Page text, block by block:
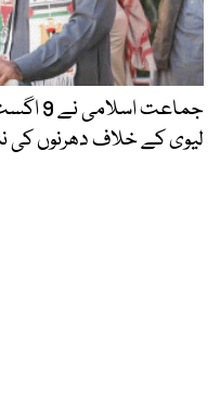
جماعت
لیوی کے خلاف دھرنوں کی